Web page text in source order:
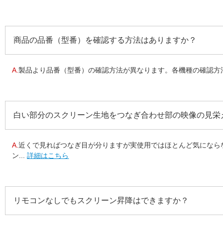
商品の品番（型番）を確認する方法はありますか？
A.製品より品番（型番）の確認方法が異なります。各機種の確認
白い部分のスクリーン生地をつなぎ合わせ部の映像の見栄
A.近くで見ればつなぎ目が分りますが実使用ではほとんど気にな
ン...詳細はこちら
リモコンなしでもスクリーン昇降はできますか？